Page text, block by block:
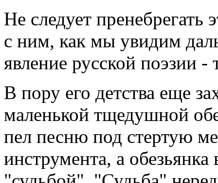
Не следует
с ним, как мы увидим
явление русской поэзии
В пору его детства еще
маленькой тщедушной
пел песню под стертую
инструмента, а обезьянка